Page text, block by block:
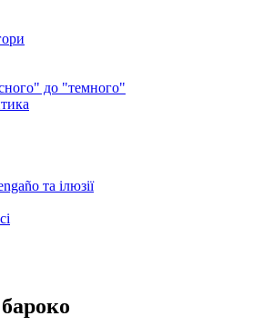
до "темного"
та ілюзії